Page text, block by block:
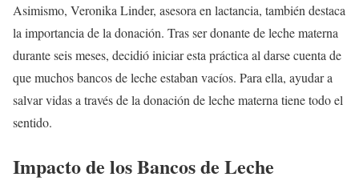
Asimismo, Veronika Linder, asesora en lactancia, también destaca
la importancia de la donación. Tras ser donante de leche materna
durante seis meses, decidió iniciar esta práctica al darse cuenta de
que muchos bancos de leche estaban vacíos. Para ella, ayudar a
salvar vidas a través de la donación de leche materna tiene todo el
sentido.
Impacto de los Bancos de Leche